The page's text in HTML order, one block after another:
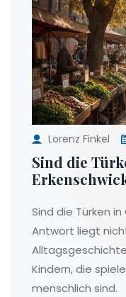
Lorenz Finkel
Sind die
Sind die Türken
Antwort liegt
Kindern, die
menschlich sind.